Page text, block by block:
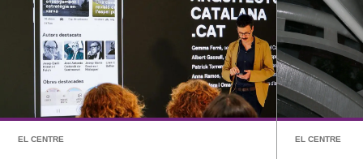
EL CENTRE EL CENTRE